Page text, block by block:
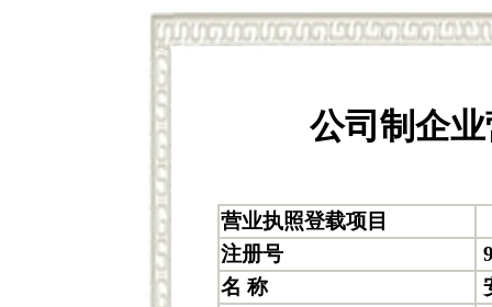
公司制企
营业执照登载项目
注册号
名 称